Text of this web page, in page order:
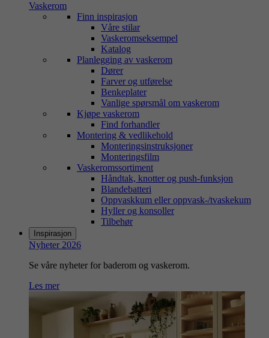
Vaskerom
Finn inspirasjon
Våre stilar
Vaskeromseksempel
Katalog
Planlegging av vaskerom
Dører
Farver og utførelse
Benkeplater
Vanlige spørsmål om vaskerom
Kjøpe vaskerom
Find forhandler
Montering & vedlikehold
Monteringsinstruksjoner
Monteringsfilm
Vaskeromssortiment
Håndtak, knotter og push-funksjon
Blandebatteri
Oppvaskkum eller oppvask-/tvaskekum
Hyller og konsoller
Tilbehør
Inspirasjon
Nyheter 2026
Se våre nyheter for baderom og vaskerom.
Les mer